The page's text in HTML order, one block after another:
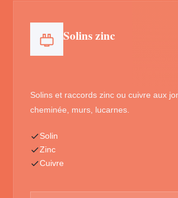
Solins zinc
Solins et raccords zinc ou cuivre aux
cheminée, murs, lucarnes.
Solin
Zinc
Cuivre